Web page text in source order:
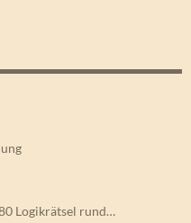
Logikrätsel rund…